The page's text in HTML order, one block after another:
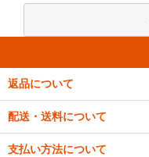
返品について
配送・送料について
支払い方法について